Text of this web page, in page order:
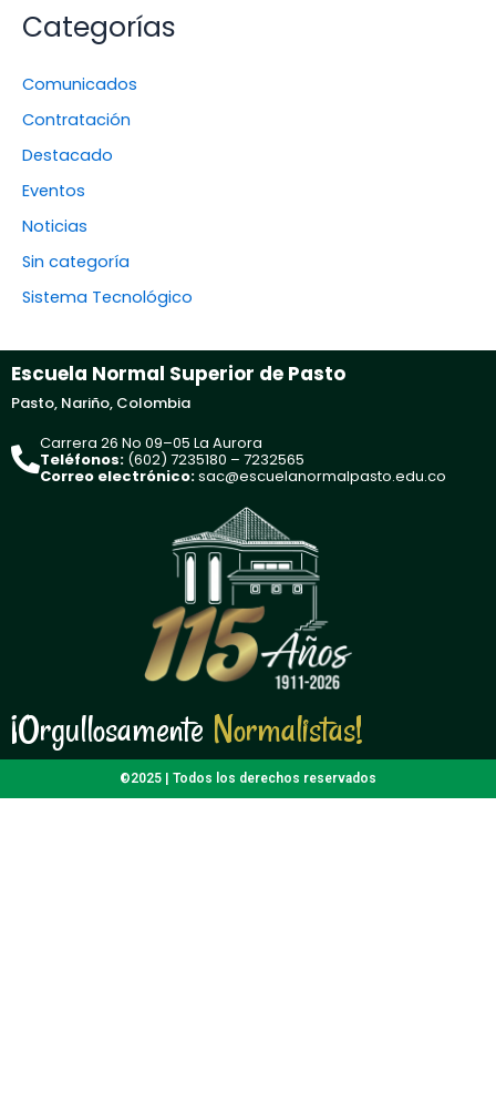
Categorías
Comunicados
Contratación
Destacado
Eventos
Noticias
Sin categoría
Sistema Tecnológico
Escuela Normal Superior de Pasto
Pasto, Nariño, Colombia
Carrera 26 No 09–05 La Aurora
Teléfonos: (602) 7235180 – 7232565
Correo electrónico:sac@escuelanormalpasto.edu.co
¡Orgullosamente Normalistas!
©2025 | Todos los derechos reservados